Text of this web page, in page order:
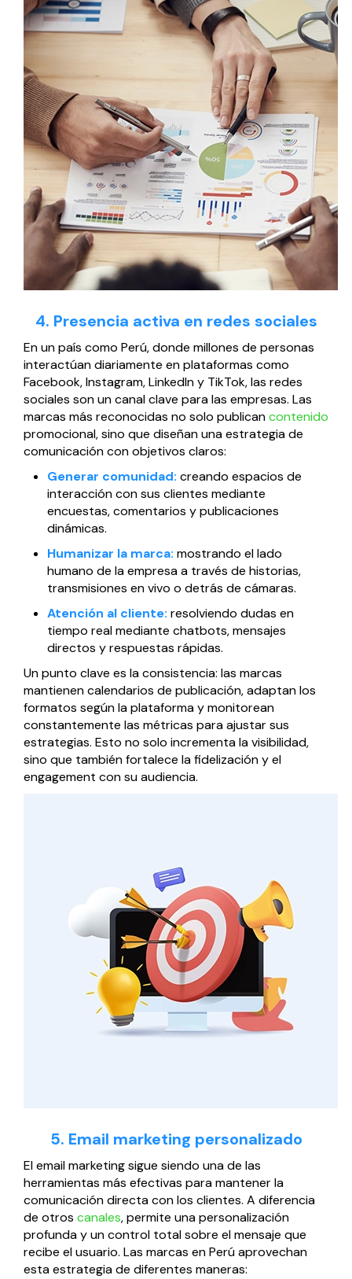
4. Presencia activa en redes sociales
En un país como Perú, donde millones de personas
interactúan diariamente en plataformas como
Facebook, Instagram, LinkedIn y TikTok, las redes
sociales son un canal clave para las empresas. Las
marcas más reconocidas no solo publicancontenido
promocional, sino que diseñan una estrategia de
comunicación con objetivos claros:
Generar comunidad: creando espacios de
interacción con sus clientes mediante
encuestas, comentarios y publicaciones
dinámicas.
Humanizar la marca: mostrando el lado
humano de la empresa a través de historias,
transmisiones en vivo o detrás de cámaras.
Atención al cliente: resolviendo dudas en
tiempo real mediante chatbots, mensajes
directos y respuestas rápidas.
Un punto clave es la consistencia: las marcas
mantienen calendarios de publicación, adaptan los
formatos según la plataforma y monitorean
constantemente las métricas para ajustar sus
estrategias. Esto no solo incrementa la visibilidad,
sino que también fortalece la fidelización y el
engagement con su audiencia.
5. Email marketing personalizado
El email marketing sigue siendo una de las
herramientas más efectivas para mantener la
comunicación directa con los clientes. A diferencia
de otros canales, permite una personalización
profunda y un control total sobre el mensaje que
recibe el usuario. Las marcas en Perú aprovechan
esta estrategia de diferentes maneras: